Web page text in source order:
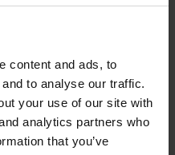
content and ads, to
to analyse our traffic.
your use of our site with
analytics partners who
that you’ve
1 i lager
Sparar miljön ca 27 kg
C02